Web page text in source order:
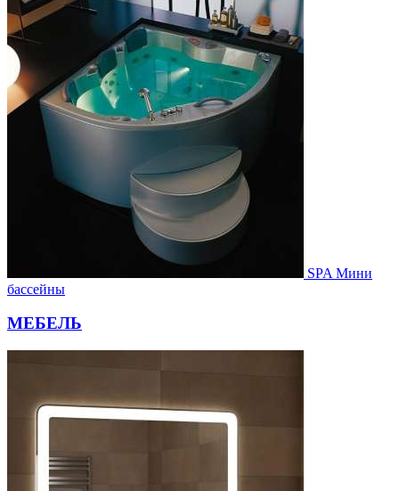
SPA Мини
бассейны
МЕБЕЛЬ